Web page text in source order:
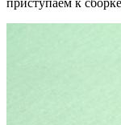
приступаем к